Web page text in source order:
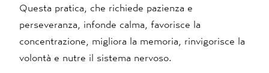
Questa pratica, che richiede pazienza e
perseveranza, infonde calma, favorisce la
concentrazione, migliora la memoria, rinvigorisce la
volontà e nutre il sistema nervoso.